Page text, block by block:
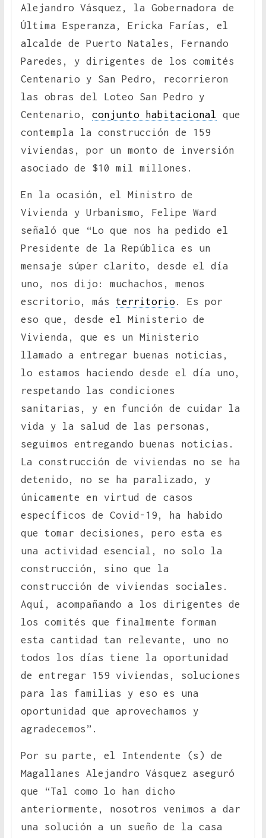
Alejandro Vásquez, la Gobernadora de
Última Esperanza, Ericka Farías, el
alcalde de Puerto Natales, Fernando
Paredes, y dirigentes de los comités
Centenario y San Pedro, recorrieron
las obras del Loteo San Pedro y
Centenario, conjunto habitacional que
contempla la construcción de 159
viviendas, por un monto de inversión
asociado de $10 mil millones.
En la ocasión, el Ministro de
Vivienda y Urbanismo, Felipe Ward
señaló que “Lo que nos ha pedido el
Presidente de la República es un
mensaje súper clarito, desde el día
uno, nos dijo: muchachos, menos
escritorio, más territorio. Es por
eso que, desde el Ministerio de
Vivienda, que es un Ministerio
llamado a entregar buenas noticias,
lo estamos haciendo desde el día uno,
respetando las condiciones
sanitarias, y en función de cuidar la
vida y la salud de las personas,
seguimos entregando buenas noticias.
La construcción de viviendas no se ha
detenido, no se ha paralizado, y
únicamente en virtud de casos
específicos de Covid-19, ha habido
que tomar decisiones, pero esta es
una actividad esencial, no solo la
construcción, sino que la
construcción de viviendas sociales.
Aquí, acompañando a los dirigentes de
los comités que finalmente forman
esta cantidad tan relevante, uno no
todos los días tiene la oportunidad
de entregar 159 viviendas, soluciones
para las familias y eso es una
oportunidad que aprovechamos y
agradecemos”.
Por su parte, el Intendente (s) de
Magallanes Alejandro Vásquez aseguró
que “Tal como lo han dicho
anteriormente, nosotros venimos a dar
una solución a un sueño de la casa